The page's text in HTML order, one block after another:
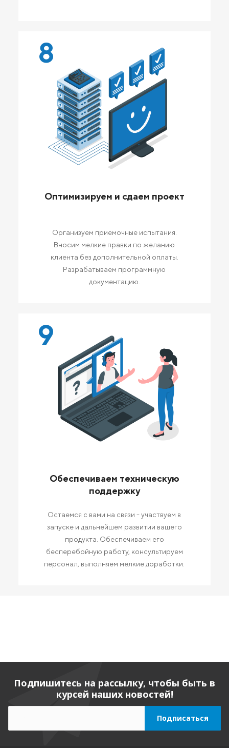
8
Оптимизируем и сдаем проект
Организуем приемочные испытания.
Вносим мелкие правки по желанию
клиента без дополнительной оплаты.
Разрабатываем программную
документацию.
9
Обеспечиваем техническую
поддержку
Остаемся с вами на связи - участвуем в
запуске и дальнейшем развитии вашего
продукта. Обеспечиваем его
бесперебойную работу, консультируем
персонал, выполняем мелкие доработки.
Подпишитесь на рассылку, чтобы быть в
курсей наших новостей!